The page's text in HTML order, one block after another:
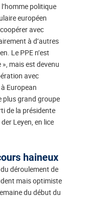
politique
européen
avec
à d’autres
Le PPE n’est
mais est devenu
avec
European
plus grand groupe
de la présidente
Leyen, en lice
haineux
déroulement de
mais optimiste
du début du